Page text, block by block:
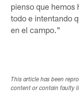
pienso que hemos
todo e intentando
en el campo."
This article has been
content or contain faulty